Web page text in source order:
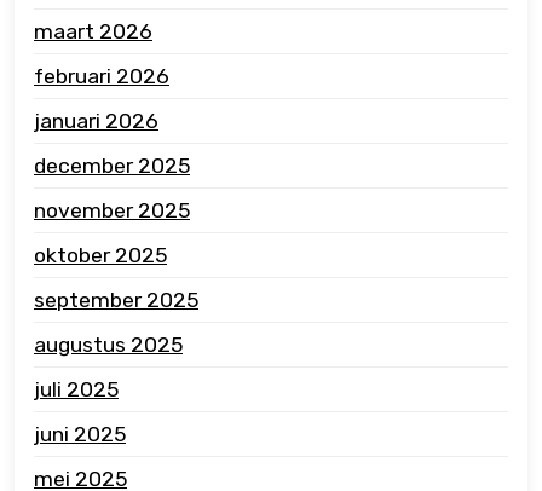
maart 2026
februari 2026
januari 2026
december 2025
november 2025
oktober 2025
september 2025
augustus 2025
juli 2025
juni 2025
mei 2025